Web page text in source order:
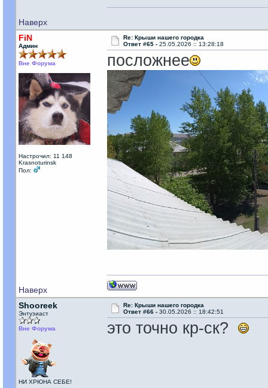
Наверх
FiN
Админ
Вне Форума
Настрочил: 11 148
Krasnoturinsk
Пол:
Re: Крыши нашего городка
Ответ #65 - 25.05.2026 :: 13:28:18
посложнее
Наверх
Shooreek
Энтузиаст
Вне Форума
НИ ХРЮНА СЕБЕ!
Re: Крыши нашего городка
Ответ #66 - 30.05.2026 :: 18:42:51
это точно кр-ск?